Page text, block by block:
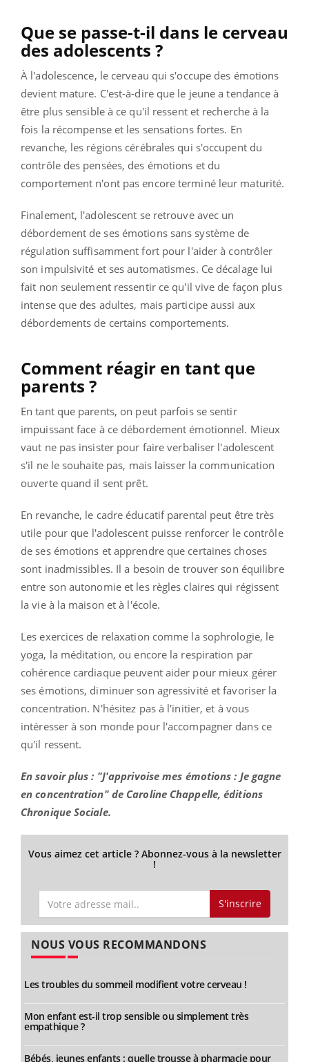
Que se passe-t-il dans le cerveau
des adolescents ?
À l'adolescence, le cerveau qui s'occupe des émotions
devient mature. C'est-à-dire que le jeune a tendance à
être plus sensible à ce qu'il ressent et recherche à la
fois la récompense et les sensations fortes. En
revanche, les régions cérébrales qui s'occupent du
contrôle des pensées, des émotions et du
comportement n'ont pas encore terminé leur maturité.
Finalement, l'adolescent se retrouve avec un
débordement de ses émotions sans système de
régulation suffisamment fort pour l'aider à contrôler
son impulsivité et ses automatismes. Ce décalage lui
fait non seulement ressentir ce qu'il vive de façon plus
intense que des adultes, mais participe aussi aux
débordements de certains comportements.
Comment réagir en tant que
parents ?
En tant que parents, on peut parfois se sentir
impuissant face à ce débordement émotionnel. Mieux
vaut ne pas insister pour faire verbaliser l'adolescent
s'il ne le souhaite pas, mais laisser la communication
ouverte quand il sent prêt.
En revanche, le cadre éducatif parental peut être très
utile pour que l'adolescent puisse renforcer le contrôle
de ses émotions et apprendre que certaines choses
sont inadmissibles. Il a besoin de trouver son équilibre
entre son autonomie et les règles claires qui régissent
la vie à la maison et à l'école.
Les exercices de relaxation comme la sophrologie, le
yoga, la méditation, ou encore la respiration par
cohérence cardiaque peuvent aider pour mieux gérer
ses émotions, diminuer son agressivité et favoriser la
concentration. N'hésitez pas à l'initier, et à vous
intéresser à son monde pour l'accompagner dans ce
qu'il ressent.
En savoir plus : "J'apprivoise mes émotions : Je gagne
en concentration" de Caroline Chappelle, éditions
Chronique Sociale.
Vous aimez cet article ? Abonnez-vous à la newsletter
!
S'inscrire
NOUS VOUS RECOMMANDONS
Les troubles du sommeil modifient votre cerveau !
Mon enfant est-il trop sensible ou simplement très
empathique ?
Bébés, jeunes enfants : quelle trousse à pharmacie pour